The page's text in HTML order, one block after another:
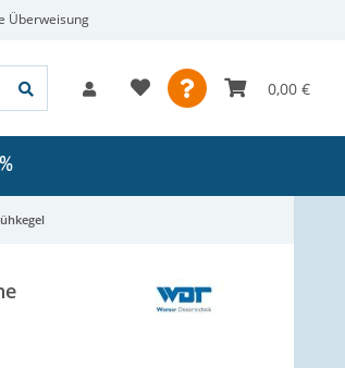
Überweisung
0,00 €